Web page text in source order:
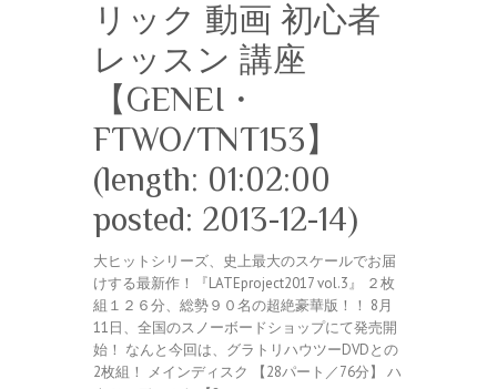
リック 動画 初心者
レッスン 講座
【GENEI・
FTWO/TNT153】
(length: 01:02:00
posted: 2013-12-14)
大ヒットシリーズ、史上最大のスケールでお届
けする最新作！『LATEproject2017 vol.3』 ２枚
組１２６分、総勢９０名の超絶豪華版！！ 8月
11日、全国のスノーボードショップにて発売開
始！ なんと今回は、グラトリハウツーDVDとの
2枚組！ メインディスク 【28パート／76分】 ハ